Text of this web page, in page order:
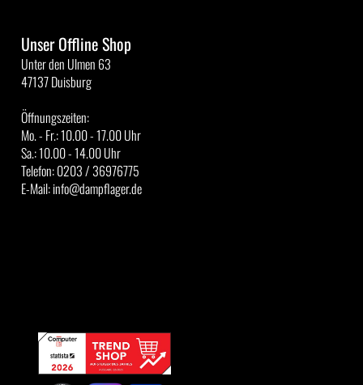
Unser Offline Shop
Unter den Ulmen 63
47137 Duisburg
Öffnungszeiten:
Mo. - Fr.: 10.00 - 17.00 Uhr
Sa.: 10.00 - 14.00 Uhr
Telefon: 0203 / 36976775
E-Mail: info@dampflager.de